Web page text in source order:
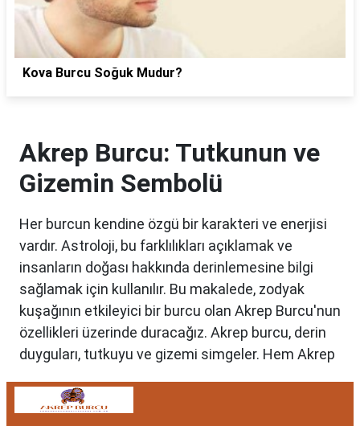
Kova Burcu Soğuk Mudur?
Akrep Burcu: Tutkunun ve
Gizemin Sembolü
Her burcun kendine özgü bir karakteri ve enerjisi
vardır. Astroloji, bu farklılıkları açıklamak ve
insanların doğası hakkında derinlemesine bilgi
sağlamak için kullanılır. Bu makalede, zodyak
kuşağının etkileyici bir burcu olan Akrep Burcu'nun
özellikleri üzerinde duracağız. Akrep burcu, derin
duyguları, tutkuyu ve gizemi simgeler. Hem Akrep
bakımından benzersizdir. Ayrıca, hangi aylar